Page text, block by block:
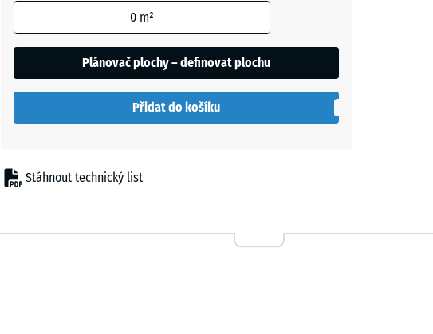
Etna
Terakota
0 m²
Plánovač plochy – definovat plochu
Přidat do košíku
Stáhnout technický list